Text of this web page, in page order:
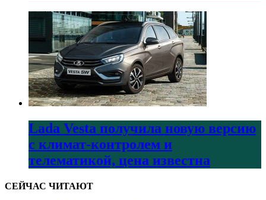
Lada Vesta получила новую версию
с климат-контролем и
телематикой, цена известна
СЕЙЧАС ЧИТАЮТ